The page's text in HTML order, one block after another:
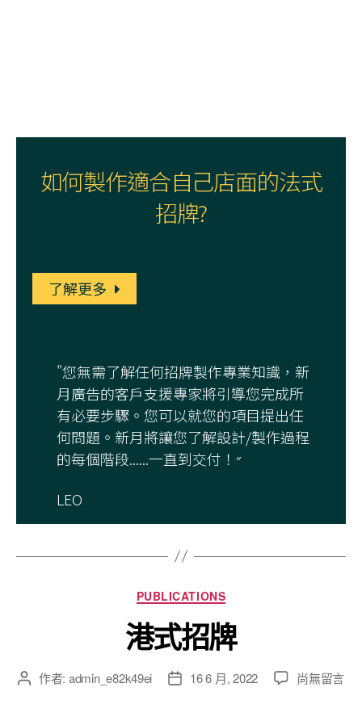
如何製作適合自己店面的法式
招牌?
了解更多
"您無需了解任何招牌製作專業知識，新
月廣告的客戶支援專家將引導您完成所
有必要步驟。您可以就您的項目提出任
何問題。新月將讓您了解設計/製作過程
的每個階段......一直到交付！״
LEO
PUBLICATIONS
港式招牌
作者: admin_e82k49ei 16 6 月, 2022 尚無留言